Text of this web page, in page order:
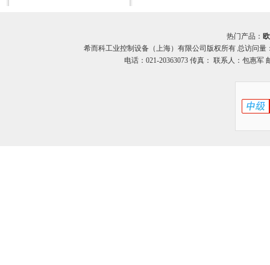
热门产品：
希而科工业控制设备（上海）有限公司版权所有 总访问量
电话：021-20363073 传真： 联系人：包惠军